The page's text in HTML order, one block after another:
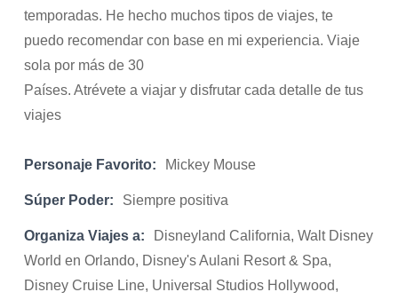
temporadas. He hecho muchos tipos de viajes, te
puedo recomendar con base en mi experiencia. Viaje
sola por más de 30
Países. Atrévete a viajar y disfrutar cada detalle de tus
viajes
Personaje Favorito: Mickey Mouse
Súper Poder: Siempre positiva
Organiza Viajes a:
Disneyland California, Walt Disney
World en Orlando, Disney's Aulani Resort & Spa,
Disney Cruise Line, Universal Studios Hollywood,